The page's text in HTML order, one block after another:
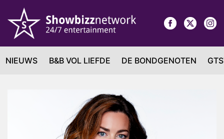
NIEUWS B&B VOL LIEFDE DE BONDGENOTEN